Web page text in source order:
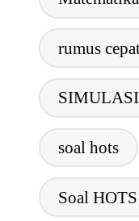
rumus
soal hots
Soal